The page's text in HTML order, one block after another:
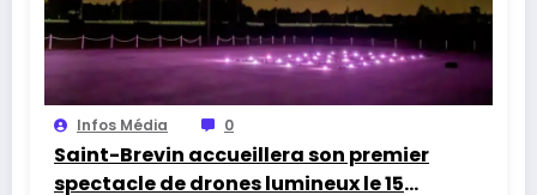
Infos Média 0
Saint-Brevin accueillera son premier
spectacle de drones lumineux le 15